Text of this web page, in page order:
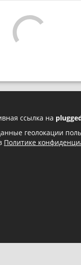
ссылка на
геолокации
Политике